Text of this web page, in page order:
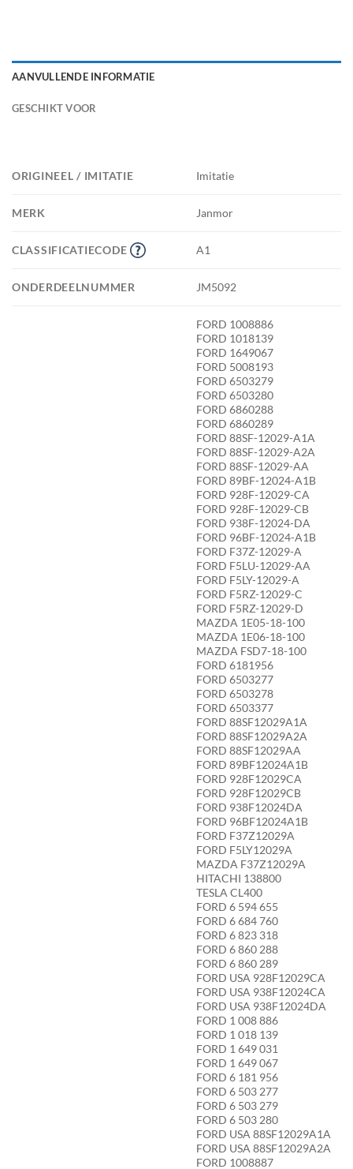
AANVULLENDE INFORMATIE
GESCHIKT VOOR
ORIGINEEL / IMITATIE Imitatie
MERK Janmor
CLASSIFICATIECODE A1
ONDERDEELNUMMER JM5092
FORD 1008886
FORD 1018139
FORD 1649067
FORD 5008193
FORD 6503279
FORD 6503280
FORD 6860288
FORD 6860289
FORD 88SF-12029-A1A
FORD 88SF-12029-A2A
FORD 88SF-12029-AA
FORD 89BF-12024-A1B
FORD 928F-12029-CA
FORD 928F-12029-CB
FORD 938F-12024-DA
FORD 96BF-12024-A1B
FORD F37Z-12029-A
FORD F5LU-12029-AA
FORD F5LY-12029-A
FORD F5RZ-12029-C
FORD F5RZ-12029-D
MAZDA 1E05-18-100
MAZDA 1E06-18-100
MAZDA FSD7-18-100
FORD 6181956
FORD 6503277
FORD 6503278
FORD 6503377
FORD 88SF12029A1A
FORD 88SF12029A2A
FORD 88SF12029AA
FORD 89BF12024A1B
FORD 928F12029CA
FORD 928F12029CB
FORD 938F12024DA
FORD 96BF12024A1B
FORD F37Z12029A
FORD F5LY12029A
MAZDA F37Z12029A
HITACHI 138800
TESLA CL400
FORD 6 594 655
FORD 6 684 760
FORD 6 823 318
FORD 6 860 288
FORD 6 860 289
FORD USA 928F12029CA
FORD USA 938F12024CA
FORD USA 938F12024DA
FORD 1 008 886
FORD 1 018 139
FORD 1 649 031
FORD 1 649 067
FORD 6 181 956
FORD 6 503 277
FORD 6 503 279
FORD 6 503 280
FORD USA 88SF12029A1A
FORD USA 88SF12029A2A
FORD 1008887